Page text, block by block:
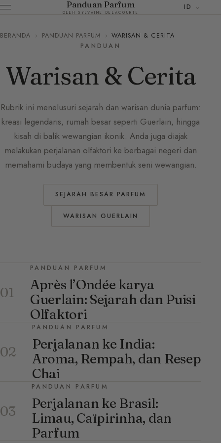
Panduan Parfum
OLEH SYLVAINE DELACOURTE
ID
BERANDA › PANDUAN PARFUM › WARISAN & CERITA
PANDUAN
Warisan & Cerita
Rubrik ini menelusuri sejarah dan warisan dunia parfum:
kreasi legendaris, rumah besar seperti Guerlain, hingga
kisah di balik wewangian ikonik. Anda juga diajak
melakukan perjalanan olfaktori ke berbagai negeri dan
memahami budaya yang membentuk seni wewangian.
SEJARAH BESAR PARFUM
WARISAN GUERLAIN
01
PANDUAN PARFUM
Après l’Ondée karya
Guerlain: Sejarah dan Puisi
Olfaktori
02
PANDUAN PARFUM
Perjalanan ke India:
Aroma, Rempah, dan Resep
Chai
03
PANDUAN PARFUM
Perjalanan ke Brasil:
Limau, Caïpirinha, dan
Parfum